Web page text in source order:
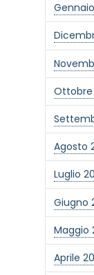
Ottobre
Agosto
Luglio
Giugno
Maggio
Aprile
alla newsletter